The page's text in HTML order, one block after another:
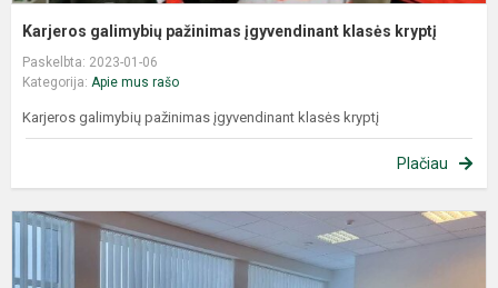
Karjeros galimybių pažinimas įgyvendinant klasės kryptį
Paskelbta: 2023-01-06
Kategorija: Apie mus rašo
Karjeros galimybių pažinimas įgyvendinant klasės kryptį
Plačiau